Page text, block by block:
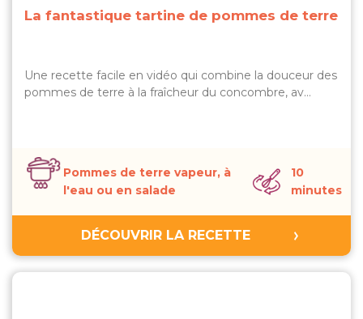
La fantastique tartine de pommes de terre
Une recette facile en vidéo qui combine la douceur des
pommes de terre à la fraîcheur du concombre, av…
Pommes de terre vapeur, à
l'eau ou en salade
10
minutes
DÉCOUVRIR LA RECETTE